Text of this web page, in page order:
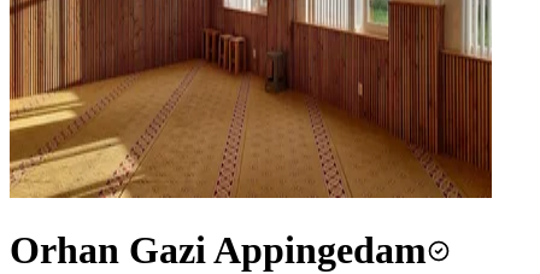
Orhan Gazi Appingedam